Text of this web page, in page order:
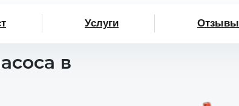
Услуги Отзывы
в